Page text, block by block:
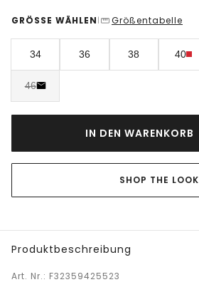
GRÖSSE WÄHLEN | Größentabelle
34 36 38 40
46
IN DEN WARENKORB
SHOP THE LOOK
Produktbeschreibung
Art. Nr.: F32359425523